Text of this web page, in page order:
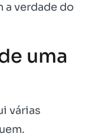
a verdade do
uma
várias